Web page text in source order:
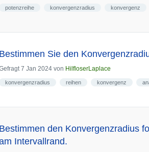
potenzreihe konvergenzradius konvergenz
Bestimmen Sie den
7 Jan 2024 von HilfloserLaplace
konvergenzradius reihen konvergenz
Bestimmen den Konvergenzradius
Intervallrand.